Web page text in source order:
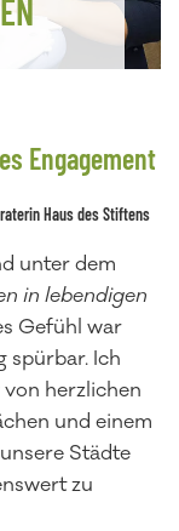
Engagement
Haus des Stiftens
unter dem
in lebendigen
Gefühl war
spürbar. Ich
herzlichen
und einem
Städte
zu